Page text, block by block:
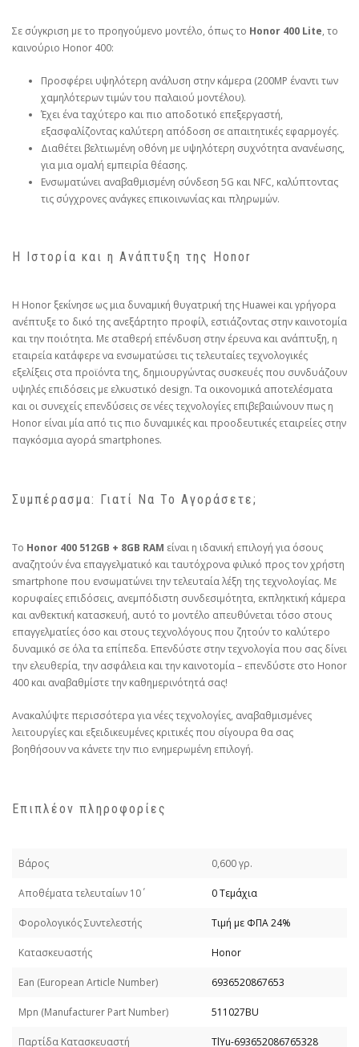
Σε σύγκριση με το προηγούμενο μοντέλο, όπως το Honor 400 Lite, το
καινούριο Honor 400:
Προσφέρει υψηλότερη ανάλυση στην κάμερα (200MP έναντι των
χαμηλότερων τιμών του παλαιού μοντέλου).
Έχει ένα ταχύτερο και πιο αποδοτικό επεξεργαστή,
εξασφαλίζοντας καλύτερη απόδοση σε απαιτητικές εφαρμογές.
Διαθέτει βελτιωμένη οθόνη με υψηλότερη συχνότητα ανανέωσης,
για μια ομαλή εμπειρία θέασης.
Ενσωματώνει αναβαθμισμένη σύνδεση 5G και NFC, καλύπτοντας
τις σύγχρονες ανάγκες επικοινωνίας και πληρωμών.
Η Ιστορία και η Ανάπτυξη της Honor
Η Honor ξεκίνησε ως μια δυναμική θυγατρική της Huawei και γρήγορα
ανέπτυξε το δικό της ανεξάρτητο προφίλ, εστιάζοντας στην καινοτομία
και την ποιότητα. Με σταθερή επένδυση στην έρευνα και ανάπτυξη, η
εταιρεία κατάφερε να ενσωματώσει τις τελευταίες τεχνολογικές
εξελίξεις στα προϊόντα της, δημιουργώντας συσκευές που συνδυάζουν
υψηλές επιδόσεις με ελκυστικό design. Τα οικονομικά αποτελέσματα
και οι συνεχείς επενδύσεις σε νέες τεχνολογίες επιβεβαιώνουν πως η
Honor είναι μία από τις πιο δυναμικές και προοδευτικές εταιρείες στην
παγκόσμια αγορά smartphones.
Συμπέρασμα: Γιατί Να Το Αγοράσετε;
Το Honor 400 512GB + 8GB RAM είναι η ιδανική επιλογή για όσους
αναζητούν ένα επαγγελματικό και ταυτόχρονα φιλικό προς τον χρήστη
smartphone που ενσωματώνει την τελευταία λέξη της τεχνολογίας. Με
κορυφαίες επιδόσεις, ανεμπόδιστη συνδεσιμότητα, εκπληκτική κάμερα
και ανθεκτική κατασκευή, αυτό το μοντέλο απευθύνεται τόσο στους
επαγγελματίες όσο και στους τεχνολόγους που ζητούν το καλύτερο
δυναμικό σε όλα τα επίπεδα. Επενδύστε στην τεχνολογία που σας δίνει
την ελευθερία, την ασφάλεια και την καινοτομία – επενδύστε στο Honor
400 και αναβαθμίστε την καθημερινότητά σας!
Ανακαλύψτε περισσότερα για νέες τεχνολογίες, αναβαθμισμένες
λειτουργίες και εξειδικευμένες κριτικές που σίγουρα θα σας
βοηθήσουν να κάνετε την πιο ενημερωμένη επιλογή.
Επιπλέον πληροφορίες
Βάρος 0,600 γρ.
Απoθέματα τελευταίων 10΄ 0 Τεμάχια
Φορολογικός Συντελεστής Τιμή με ΦΠΑ 24%
Κατασκευαστής Honor
Εan (European Article Number) 6936520867653
Mpn (Manufacturer Part Number) 511027BU
Παρτίδα Κατασκευαστή TlYu-693652086765328